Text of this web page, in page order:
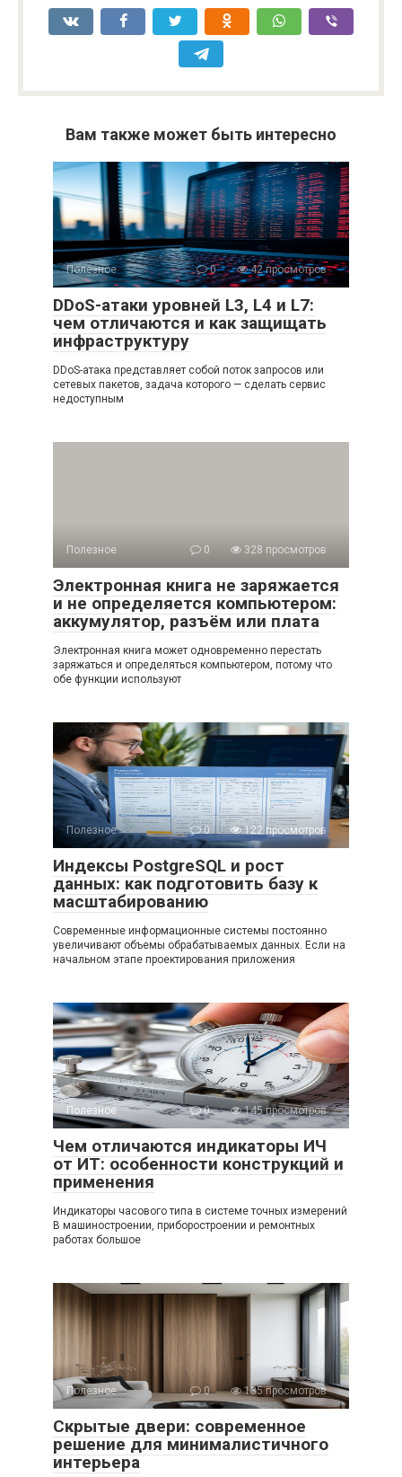
Вам также может быть интересно
Полезное 0 42 просмотров
DDoS-атаки уровней L3, L4 и L7:
чем отличаются и как защищать
инфраструктуру
DDoS-атака представляет собой поток запросов или
сетевых пакетов, задача которого — сделать сервис
недоступным
Полезное 0 328 просмотров
Электронная книга не заряжается
и не определяется компьютером:
аккумулятор, разъём или плата
Электронная книга может одновременно перестать
заряжаться и определяться компьютером, потому что
обе функции используют
Полезное 0 122 просмотров
Индексы PostgreSQL и рост
данных: как подготовить базу к
масштабированию
Современные информационные системы постоянно
увеличивают объемы обрабатываемых данных. Если на
начальном этапе проектирования приложения
Полезное 0 145 просмотров
Чем отличаются индикаторы ИЧ
от ИТ: особенности конструкций и
применения
Индикаторы часового типа в системе точных измерений
В машиностроении, приборостроении и ремонтных
работах большое
Полезное 0 135 просмотров
Скрытые двери: современное
решение для минималистичного
интерьера